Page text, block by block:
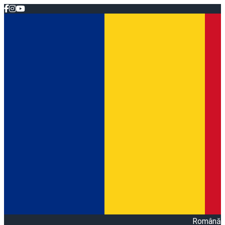
Română